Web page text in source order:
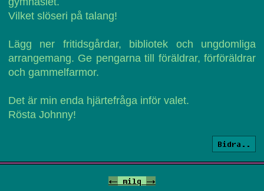
Vilket slöseri på talang!
Lägg ner fritidsgårdar, bibliotek och ungdomliga
arrangemang. Ge pengarna till föräldrar, förföräldrar
och gammelfarmor.
Det är min enda hjärtefråga inför valet.
Rösta Johnny!
Bidra..
<- milq ->